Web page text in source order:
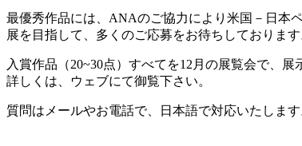
最優秀作品には、ANAのご協力により米国－日本
展を目指して、多くのご応募をお待ちしておりま
入賞作品（20~30点）すべてを12月の展覧会で、展
詳しくは、ウェブにて御覧下さい。
質問はメールやお電話で、日本語で対応いたします